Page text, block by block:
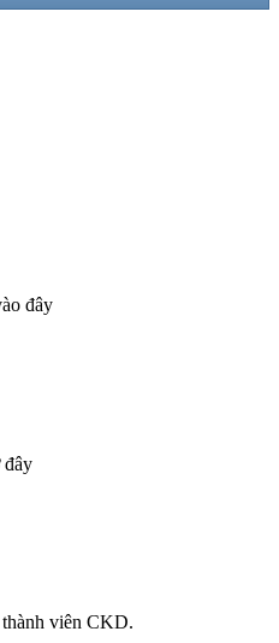
đây
đây
viên CKD.